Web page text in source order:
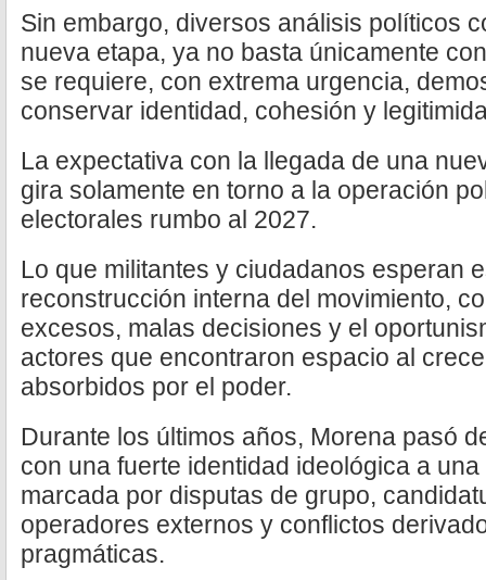
Sin embargo, diversos análisis políticos
nueva etapa, ya no basta únicamente
se requiere, con extrema urgencia,
conservar identidad, cohesión y
La expectativa con la llegada de una
gira solamente en torno a la operación
electorales rumbo al 2027.
Lo que militantes y ciudadanos esperan
reconstrucción interna del movimiento,
excesos, malas decisiones y el
actores que encontraron espacio al
absorbidos por el poder.
Durante los últimos años, Morena pasó
con una fuerte identidad ideológica a
marcada por disputas de grupo,
operadores externos y conflictos
pragmáticas.